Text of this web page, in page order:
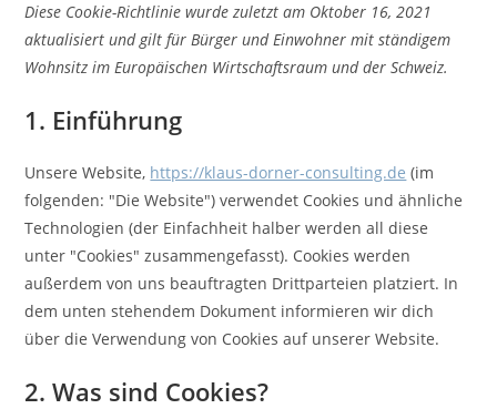
Diese Cookie-Richtlinie wurde zuletzt am Oktober 16, 2021
aktualisiert und gilt für Bürger und Einwohner mit ständigem
Wohnsitz im Europäischen Wirtschaftsraum und der Schweiz.
1. Einführung
Unsere Website, https://klaus-dorner-consulting.de (im
folgenden: "Die Website") verwendet Cookies und ähnliche
Technologien (der Einfachheit halber werden all diese
unter "Cookies" zusammengefasst). Cookies werden
außerdem von uns beauftragten Drittparteien platziert. In
dem unten stehendem Dokument informieren wir dich
über die Verwendung von Cookies auf unserer Website.
2. Was sind Cookies?